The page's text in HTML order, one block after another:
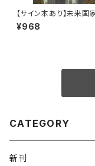
【サイン本あり】未来国
ン
¥968
CATEGORY
新刊